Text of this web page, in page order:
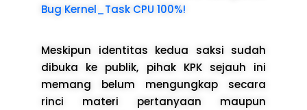
Bug Kernel_Task CPU 100%!
Meskipun identitas kedua saksi sudah
dibuka ke publik, pihak KPK sejauh ini
memang belum mengungkap secara
rinci materi pertanyaan maupun